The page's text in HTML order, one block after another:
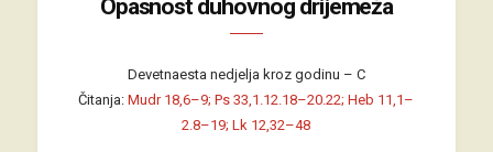
Opasnost duhovnog drijemeža
Devetnaesta nedjelja kroz godinu – C
Čitanja:Mudr 18,6–9; Ps 33,1.12.18–20.22; Heb 11,1–
2.8–19; Lk 12,32–48